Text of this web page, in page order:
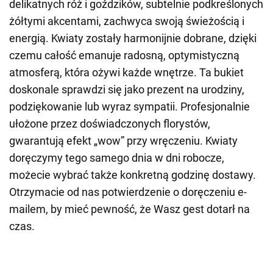
delikatnych róż i goździków, subtelnie podkreślonych
żółtymi akcentami, zachwyca swoją świeżością i
energią. Kwiaty zostały harmonijnie dobrane, dzięki
czemu całość emanuje radosną, optymistyczną
atmosferą, która ożywi każde wnętrze. Ta bukiet
doskonale sprawdzi się jako prezent na urodziny,
podziękowanie lub wyraz sympatii. Profesjonalnie
ułożone przez doświadczonych florystów,
gwarantują efekt „wow” przy wręczeniu. Kwiaty
doręczymy tego samego dnia w dni robocze,
możecie wybrać także konkretną godzinę dostawy.
Otrzymacie od nas potwierdzenie o doręczeniu e-
mailem, by mieć pewność, że Wasz gest dotarł na
czas.